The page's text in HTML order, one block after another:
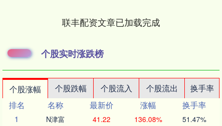
联丰配资文章已加载完成
个股实时涨跌榜
个股涨幅 个股跌幅 个股流入 个股流出
换手率
排名
名称 最新价 涨幅
换手率
1
N津富 41.22 136.08% 51.47%